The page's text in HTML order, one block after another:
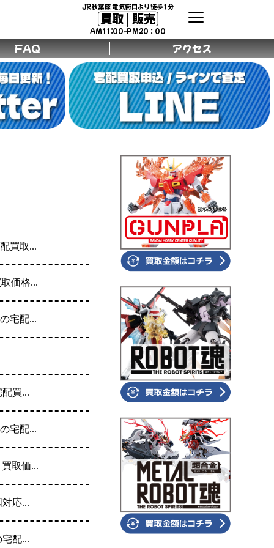
JR秋葉原 電気街口より徒歩1分
買取│販売
AM11:00-PM20：00
FAQ アクセス
買取...
価格...
宅配...
買...
宅配...
取価...
応...
配...